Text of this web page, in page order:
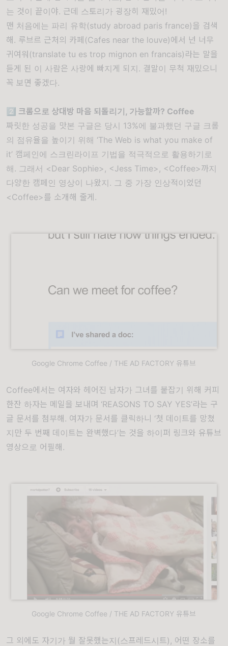
는 것이 끝이야. 근데 스토리가 굉장히 재밌어!
맨 처음에는 파리 유학(study abroad paris france)을 검색
해. 루브르 근처의 카페(Cafes near the louve)에서 넌 너무
귀여워(translate tu es trop mignon en francais)라는 말을
듣게 된 이 사람은 사랑에 빠지게 되지. 결말이 무척 재밌으니
꼭 보면 좋겠다.
2️⃣ 크롬으로 상대방 마음 되돌리기, 가능할까? Coffee
짜릿한 성공을 맛본 구글은 당시 13%에 불과했던 구글 크롬
의 점유율을 높이기 위해 ‘The Web is what you make of
it’ 캠페인에 스크린라이프 기법을 적극적으로 활용하기로
해. 그래서 <Dear Sophie> , <Jess Time> , <Coffee>까지
다양한 캠페인 영상이 나왔지. 그 중 가장 인상적이었던
<Coffee>를 소개해 줄게.
Google Chrome Coffee / THE AD FACTORY 유튜브
Coffee에서는 여자와 헤어진 남자가 그녀를 붙잡기 위해 커피
한잔 하자는 메일을 보내며 ‘REASONS TO SAY YES’라는 구
글 문서를 첨부해. 여자가 문서를 클릭하니 ‘첫 데이트를 망쳤
지만 두 번째 데이트는 완벽했다’는 것을 하이퍼 링크와 유튜브
영상으로 어필해.
Google Chrome Coffee / THE AD FACTORY 유튜브
그 외에도 자기가 뭘 잘못했는지(스프레드시트), 어떤 장소를